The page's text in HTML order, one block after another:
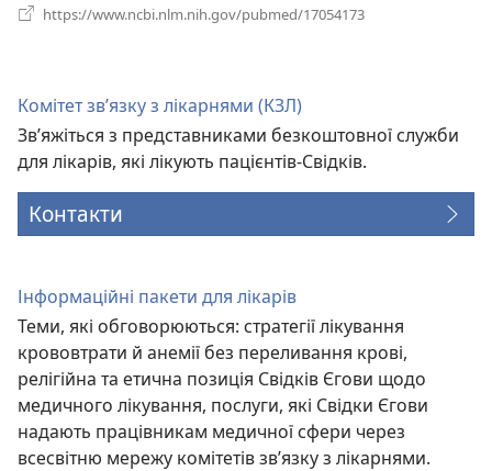
https://www.ncbi.nlm.nih.gov/pubmed/17054173
Комітет зв’язку з лікарнями (КЗЛ)
Зв’яжіться з представниками безкоштовної служби
для лікарів, які лікують пацієнтів-Свідків.
Контакти
Інформаційні пакети для лікарів
Теми, які обговорюються: стратегії лікування
крововтрати й анемії без переливання крові,
релігійна та етична позиція Свідків Єгови щодо
медичного лікування, послуги, які Свідки Єгови
надають працівникам медичної сфери через
всесвітню мережу комітетів зв’язку з лікарнями.